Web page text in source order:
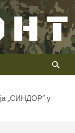
„СИНДОР“ у